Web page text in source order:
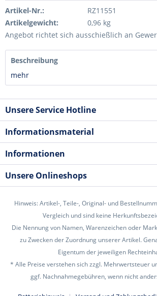
Artikel-Nr.:
RZ11551
Artikelgewicht:
0,96 kg
Angebot richtet sich ausschießlich an
Beschreibung
mehr
Unsere Service Hotline
Informationsmaterial
Informationen
Unsere Onlineshops
Hinweis: Artikel-, Teile-, Original- und
Vergleich und sind keine
Die Nennung von Namen, Warenzeichen oder
zu Zwecken der Zuordnung unserer Artikel.
Eigentum der jeweiligen
* Alle Preise verstehen sich zzgl. Mehrwertsteuer
ggf. Nachnahmegebühren, wenn nicht